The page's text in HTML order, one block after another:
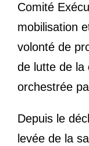
Comité
mobilisation
volonté de
de lutte de la
orchestrée
Depuis le
levée de la